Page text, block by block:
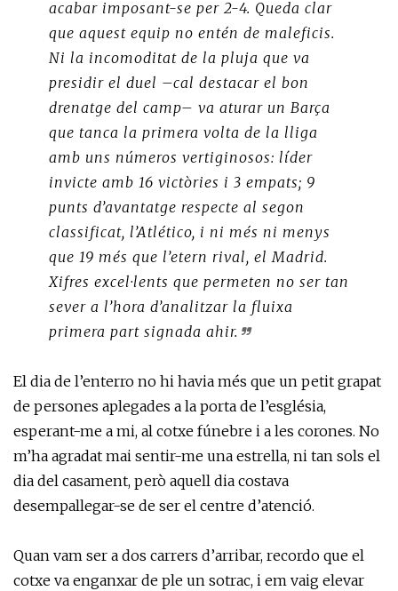
acabar imposant-se per 2-4. Queda clar
que aquest equip no entén de maleficis.
Ni la incomoditat de la pluja que va
presidir el duel –cal destacar el bon
drenatge del camp– va aturar un Barça
que tanca la primera volta de la lliga
amb uns números vertiginosos: líder
invicte amb 16 victòries i 3 empats; 9
punts d’avantatge respecte al segon
classificat, l’Atlético, i ni més ni menys
que 19 més que l’etern rival, el Madrid.
Xifres excel·lents que permeten no ser tan
sever a l’hora d’analitzar la fluixa
primera part signada ahir.
El dia de l’enterro no hi havia més que un petit grapat
de persones aplegades a la porta de l’església,
esperant-me a mi, al cotxe fúnebre i a les corones. No
m’ha agradat mai sentir-me una estrella, ni tan sols el
dia del casament, però aquell dia costava
desempallegar-se de ser el centre d’atenció.
Quan vam ser a dos carrers d’arribar, recordo que el
cotxe va enganxar de ple un sotrac, i em vaig elevar